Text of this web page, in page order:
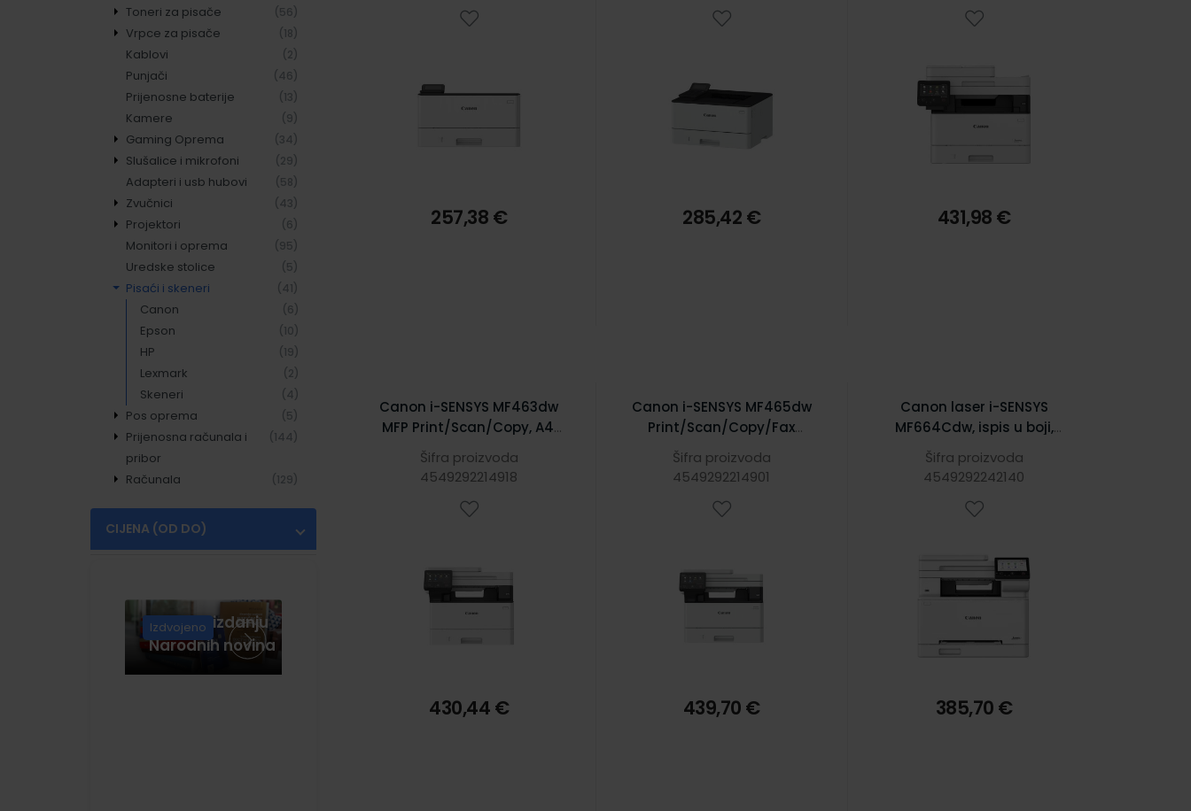
Memorijske kartice i
čitači
(18)
Canon (33)
Epson (6)
HP (17)
Toneri za pisače (56)
Canon (29)
HP (20)
Karbon film role (1)
Lexmark (2)
Ostali (2)
Zamjenski toneri (2)
Vrpce za pisače (18)
Originalne vrpce (10)
Tintni valjci za
kalkulatore
(3)
Zamjenske vrpce (5)
Kablovi (2)
Punjači (46)
Prijenosne baterije (13)
Kamere (9)
Gaming Oprema (34)
Gaming miševi i
dodaci
(13)
Gaming stolice (14)
Gaming stolovi (5)
Gaming tipkovnice (2)
Slušalice i mikrofoni (29)
1More (9)
Cherry (2)
Epos Sennheiser (1)
Logitech (16)
Ugreen (1)
Adapteri i usb hubovi (58)
Zvučnici (43)
Anker (6)
JBL (37)
Projektori (6)
Benq (6)
Monitori i oprema (95)
Uredske stolice (5)
Pisaći i skeneri (41)
Canon (6)
Epson (10)
HP (19)
Lexmark (2)
Skeneri (4)
Pos oprema (5)
Barcode čitači (5)
Prijenosna računala i
pribor
(144)
Prijenosna računala (34)
prijenosnike
Računala (129)
Business računala
Lenovo računala
CIJENA (OD DO)
Knjige u izdanju
Narodnih novina
Izdvojeno
257,38 € 285,42 € 431,98 €
Canon i-SENSYS MF463dw
MFP Print/Scan/Copy, A4,
1200×1200dpi, 40 str./min.,
duplex, 1GB, USB2.0/WiFi
Šifra proizvoda
4549292214918
430,44 €
Canon i-SENSYS MF465dw
Print/Scan/Copy/Fax
mono Laser, A4,
1200×1200dpi, USB 2.0/WiFi
Šifra proizvoda
4549292214901
439,70 €
Canon laser i-SENSYS
MF664Cdw, ispis u boji,
kopirka, skener, duplex, LAN,
USB, WiFi, A4
Šifra proizvoda
4549292242140
385,70 €